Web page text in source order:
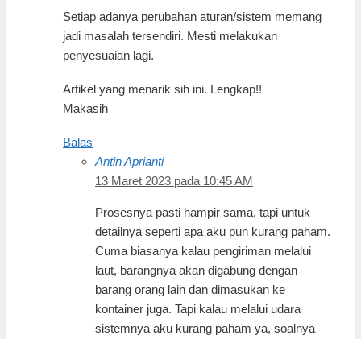
Setiap adanya perubahan aturan/sistem memang
jadi masalah tersendiri. Mesti melakukan
penyesuaian lagi.
Artikel yang menarik sih ini. Lengkap!!
Makasih
Balas
Antin Aprianti
13 Maret 2023 pada 10:45 AM
Prosesnya pasti hampir sama, tapi untuk
detailnya seperti apa aku pun kurang paham.
Cuma biasanya kalau pengiriman melalui
laut, barangnya akan digabung dengan
barang orang lain dan dimasukan ke
kontainer juga. Tapi kalau melalui udara
sistemnya aku kurang paham ya, soalnya